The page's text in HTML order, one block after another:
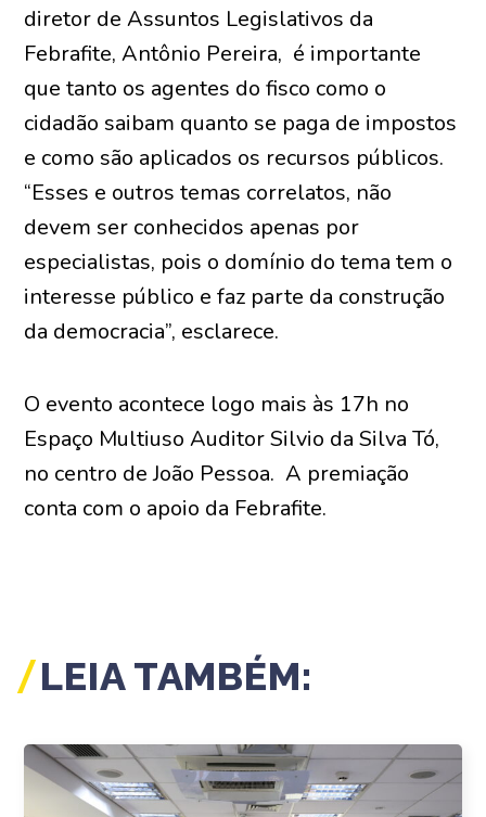
diretor de Assuntos Legislativos da
Febrafite, Antônio Pereira, é importante
que tanto os agentes do fisco como o
cidadão saibam quanto se paga de impostos
e como são aplicados os recursos públicos.
“Esses e outros temas correlatos, não
devem ser conhecidos apenas por
especialistas, pois o domínio do tema tem o
interesse público e faz parte da construção
da democracia”, esclarece.
O evento acontece logo mais às 17h no
Espaço Multiuso Auditor Silvio da Silva Tó,
no centro de João Pessoa. A premiação
conta com o apoio da Febrafite.
LEIA TAMBÉM: